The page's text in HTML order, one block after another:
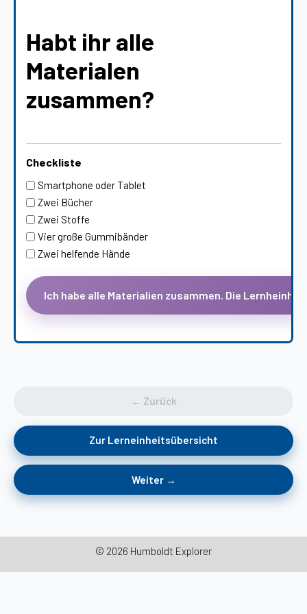
Habt ihr alle
Materialen
zusammen?
Checkliste
Smartphone oder Tablet
Zwei Bücher
Zwei Stoffe
Vier große Gummibänder
Zwei helfende Hände
← Zurück
Zur Lerneinheitsübersicht
Weiter →
© 2026 Humboldt Explorer